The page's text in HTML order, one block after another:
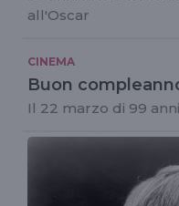
all'Oscar
CINEMA
Buon
Il 22 marzo di 99